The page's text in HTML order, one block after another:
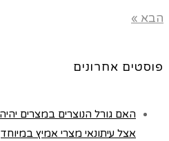
הבא »
פוסטים אחרונים
האם גורל הנוצרים במצרים יהיה
אצל עיתונאי מצרי אמיץ במיוחד